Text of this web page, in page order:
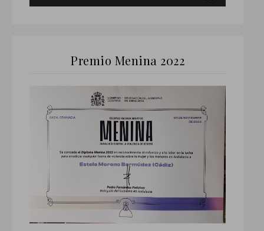
Premio Menina 2022